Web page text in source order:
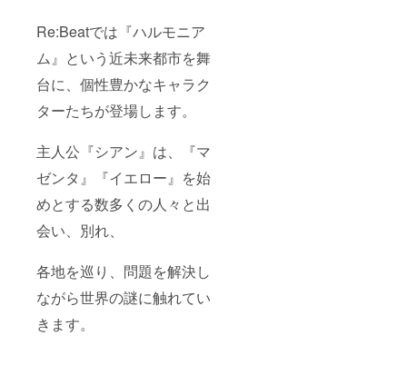
Re:Beatでは『ハルモニア
ム』という近未来都市を舞
台に、個性豊かなキャラク
ターたちが登場します。
主人公『シアン』は、『マ
ゼンタ』『イエロー』を始
めとする数多くの人々と出
会い、別れ、
各地を巡り、問題を解決し
ながら世界の謎に触れてい
きます。